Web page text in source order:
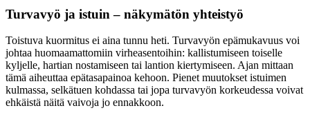
Turvavyö ja istuin – näkymätön yhteistyö
Toistuva kuormitus ei aina tunnu heti. Turvavyön epämukavuus voi
johtaa huomaamattomiin virheasentoihin: kallistumiseen toiselle
kyljelle, hartian nostamiseen tai lantion kiertymiseen. Ajan mittaan
tämä aiheuttaa epätasapainoa kehoon. Pienet muutokset istuimen
kulmassa, selkätuen kohdassa tai jopa turvavyön korkeudessa voivat
ehkäistä näitä vaivoja jo ennakkoon.